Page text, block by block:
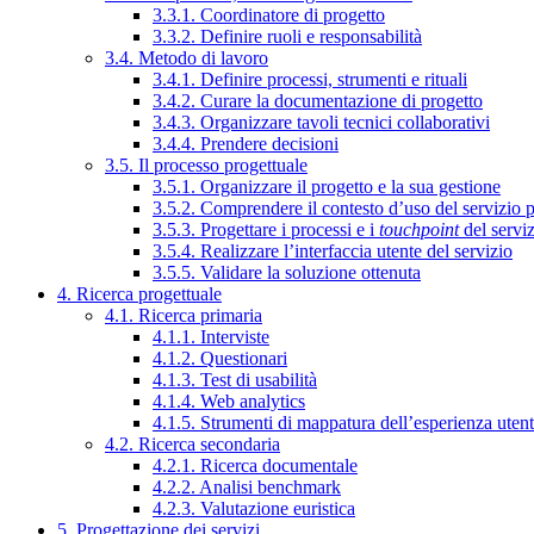
3.3.1. Coordinatore di progetto
3.3.2. Definire ruoli e responsabilità
3.4. Metodo di lavoro
3.4.1. Definire processi, strumenti e rituali
3.4.2. Curare la documentazione di progetto
3.4.3. Organizzare tavoli tecnici collaborativi
3.4.4. Prendere decisioni
3.5. Il processo progettuale
3.5.1. Organizzare il progetto e la sua gestione
3.5.2. Comprendere il contesto d’uso del servizio
3.5.3. Progettare i processi e i touchpointdel
3.5.4. Realizzare l’interfaccia utente del servizio
3.5.5. Validare la soluzione ottenuta
4. Ricerca progettuale
4.1. Ricerca primaria
4.1.1. Interviste
4.1.2. Questionari
4.1.3. Test di usabilità
4.1.4. Web analytics
4.1.5. Strumenti di mappatura dell’esperienza
4.2. Ricerca secondaria
4.2.1. Ricerca documentale
4.2.2. Analisi benchmark
4.2.3. Valutazione euristica
5. Progettazione dei servizi